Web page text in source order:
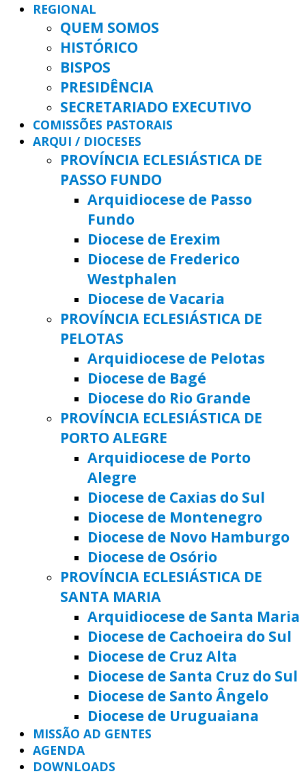
REGIONAL
QUEM SOMOS
HISTÓRICO
BISPOS
PRESIDÊNCIA
SECRETARIADO EXECUTIVO
COMISSÕES PASTORAIS
ARQUI / DIOCESES
PROVÍNCIA ECLESIÁSTICA DE
PASSO FUNDO
Arquidiocese de Passo
Fundo
Diocese de Erexim
Diocese de Frederico
Westphalen
Diocese de Vacaria
PROVÍNCIA ECLESIÁSTICA DE
PELOTAS
Arquidiocese de Pelotas
Diocese de Bagé
Diocese do Rio Grande
PROVÍNCIA ECLESIÁSTICA DE
PORTO ALEGRE
Arquidiocese de Porto
Alegre
Diocese de Caxias do Sul
Diocese de Montenegro
Diocese de Novo Hamburgo
Diocese de Osório
PROVÍNCIA ECLESIÁSTICA DE
SANTA MARIA
Arquidiocese de Santa Maria
Diocese de Cachoeira do Sul
Diocese de Cruz Alta
Diocese de Santa Cruz do Sul
Diocese de Santo Ângelo
Diocese de Uruguaiana
MISSÃO AD GENTES
AGENDA
DOWNLOADS